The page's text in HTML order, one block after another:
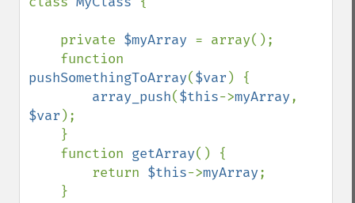
    private
$myArray = array();
pushSomethingToArray($var ) {
array_push($this->myArray
$var );
    function
getArray() {
        return
$this->myArray;